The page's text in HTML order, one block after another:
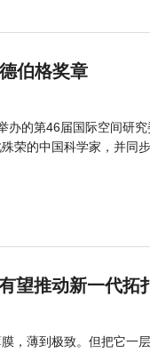
伯格奖章
办的第46届国际空间研
荣的中国科学家，并同
望推动新一代拓
膜，薄到极致。但把它